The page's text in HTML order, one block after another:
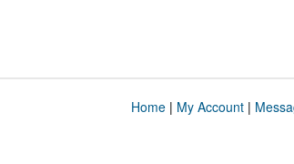
Home| My Account|